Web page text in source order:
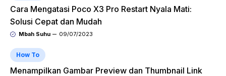
Cara Mengatasi Poco X3 Pro Restart Nyala Mati:
Solusi Cepat dan Mudah
Mbah Suhu 09/07/2023
How To
Menampilkan Gambar Preview dan Thumbnail Link